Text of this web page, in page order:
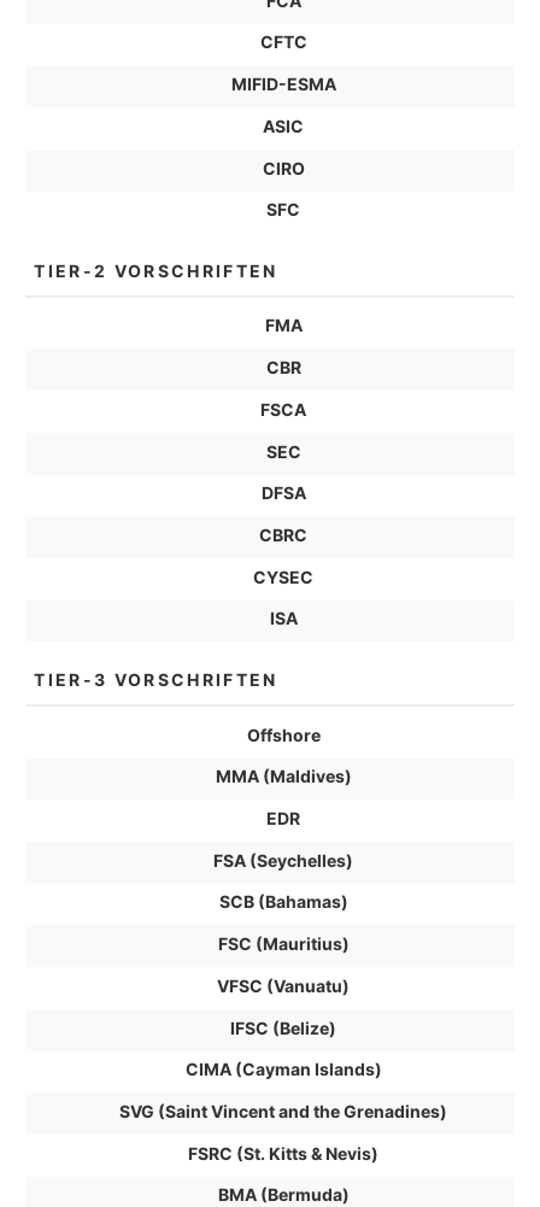
CFTC
MIFID-ESMA
ASIC
CIRO
SFC
TIER-2 VORSCHRIFTEN
FMA
CBR
FSCA
SEC
DFSA
CBRC
CYSEC
ISA
TIER-3 VORSCHRIFTEN
Offshore
MMA (Maldives)
EDR
FSA (Seychelles)
SCB (Bahamas)
FSC (Mauritius)
VFSC (Vanuatu)
IFSC (Belize)
CIMA (Cayman Islands)
SVG (Saint Vincent and the Grenadines)
FSRC (St. Kitts & Nevis)
BMA (Bermuda)